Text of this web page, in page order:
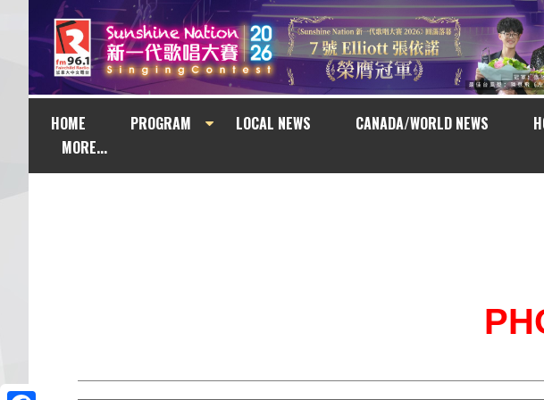
HOME PROGRAM LOCAL NEWS CANADA/WORLD NEWS
MORE...